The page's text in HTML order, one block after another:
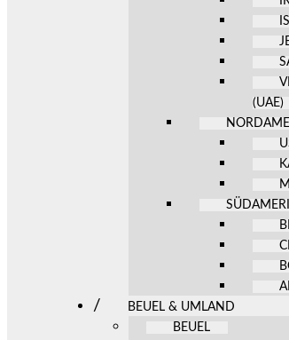
(UAE)
BEUEL & UMLAND
BEUEL